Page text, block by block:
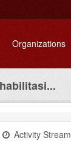
Organizations
Activity Stream